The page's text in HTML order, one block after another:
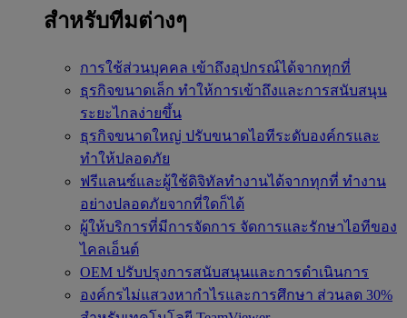
สำหรับทีมต่างๆ
การใช้ส่วนบุคคล เข้าถึงอุปกรณ์ได้จากทุกที่
ธุรกิจขนาดเล็ก ทำให้การเข้าถึงและการสนับสนุน
ระยะไกลง่ายขึ้น
ธุรกิจขนาดใหญ่ ปรับขนาดไอทีระดับองค์กรและ
ทำให้ปลอดภัย
ฟรีแลนซ์และผู้ใช้ดิจิทัลทำงานได้จากทุกที่ ทำงาน
อย่างปลอดภัยจากที่ใดก็ได้
ผู้ให้บริการที่มีการจัดการ จัดการและรักษาไอทีของ
ไคลเอ็นต์
OEM ปรับปรุงการสนับสนุนและการดำเนินการ
องค์กรไม่แสวงหากำไรและการศึกษา ส่วนลด 30%